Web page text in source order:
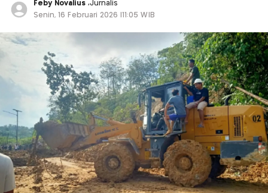
Feby Novalius ,Jurnalis
Senin, 16 Februari 2026 |11:05 WIB